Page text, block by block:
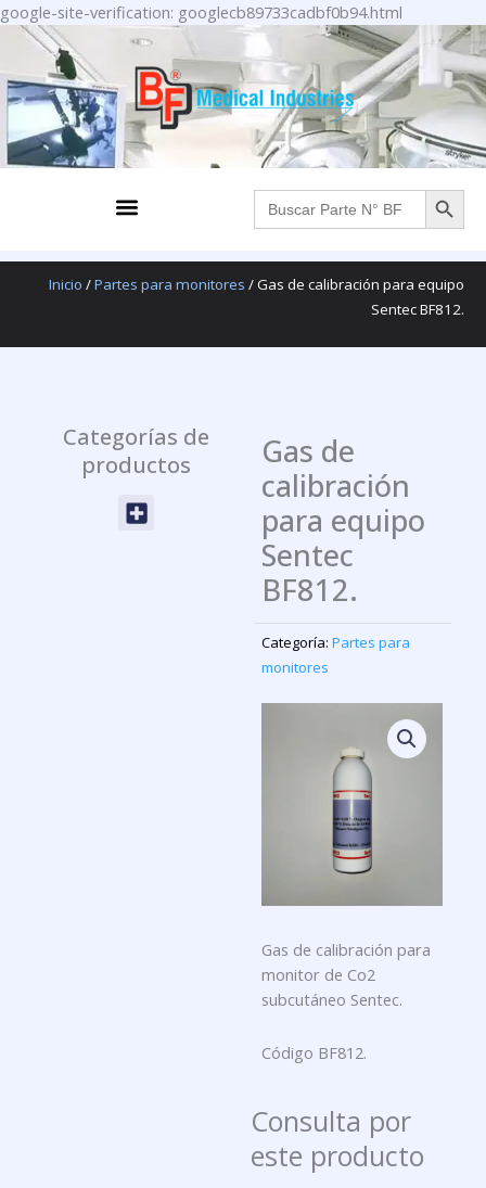
google-site-verification: googlecb89733cadbf0b94.html
al
contenido
Menu Buscar: BOTÓN DE
Inicio /Partes para monitores / Gas de calibración para equipo
Sentec BF812.
Categorías de
productos
Menu
Gas de
calibración
para equipo
Sentec
BF812.
Categoría: Partes para
monitores
Gas de calibración para
monitor de Co2
subcutáneo Sentec.
Código BF812.
Consulta por
este producto